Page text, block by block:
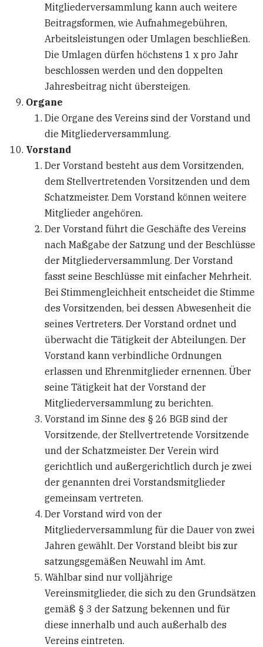
Mitgliederversammlung kann auch weitere
Beitragsformen, wie Aufnahmegebühren,
Arbeitsleistungen oder Umlagen beschließen.
Die Umlagen dürfen höchstens 1 x pro Jahr
beschlossen werden und den doppelten
Jahresbeitrag nicht übersteigen.
Organe
Die Organe des Vereins sind der Vorstand und
die Mitgliederversammlung.
Vorstand
Der Vorstand besteht aus dem Vorsitzenden,
dem Stellvertretenden Vorsitzenden und dem
Schatzmeister. Dem Vorstand können weitere
Mitglieder angehören.
Der Vorstand führt die Geschäfte des Vereins
nach Maßgabe der Satzung und der Beschlüsse
der Mitgliederversammlung. Der Vorstand
fasst seine Beschlüsse mit einfacher Mehrheit.
Bei Stimmengleichheit entscheidet die Stimme
des Vorsitzenden, bei dessen Abwesenheit die
seines Vertreters. Der Vorstand ordnet und
überwacht die Tätigkeit der Abteilungen. Der
Vorstand kann verbindliche Ordnungen
erlassen und Ehrenmitglieder ernennen. Über
seine Tätigkeit hat der Vorstand der
Mitgliederversammlung zu berichten.
Vorstand im Sinne des § 26 BGB sind der
Vorsitzende, der Stellvertretende Vorsitzende
und der Schatzmeister. Der Verein wird
gerichtlich und außergerichtlich durch je zwei
der genannten drei Vorstandsmitglieder
gemeinsam vertreten.
Der Vorstand wird von der
Mitgliederversammlung für die Dauer von zwei
Jahren gewählt. Der Vorstand bleibt bis zur
satzungsgemäßen Neuwahl im Amt.
Wählbar sind nur volljährige
Vereinsmitglieder, die sich zu den Grundsätzen
gemäß § 3 der Satzung bekennen und für
diese innerhalb und auch außerhalb des
Vereins eintreten.